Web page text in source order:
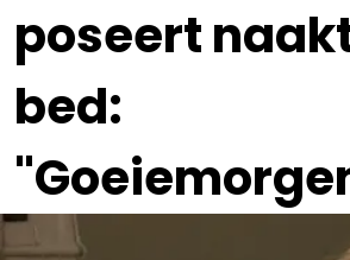
poseert
bed: